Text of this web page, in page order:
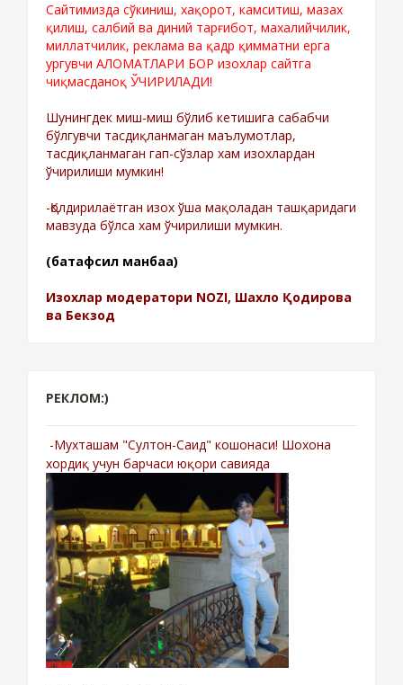
Сайтимизда сўкиниш, хақорот, камситиш, мазах
қилиш, салбий ва диний тарғибот, махалийчилик,
миллатчилик, реклама ва қадр қимматни ерга
ургувчи АЛОМАТЛАРИ БОР изохлар сайтга
чиқмасданоқ ЎЧИРИЛАДИ!
Шунингдек миш-миш бўлиб кетишига сабабчи
бўлгувчи тасдиқланмаган маълумотлар,
тасдиқланмаган гап-сўзлар хам изохлардан
ўчирилиши мумкин!
-Қолдирилаётган изох ўша мақоладан ташқаридаги
мавзуда бўлса хам ўчирилиши мумкин.
(батафсил манбаа)
Изохлар модератори NOZI, Шахло Қодирова
ва Бекзод
РЕКЛОМ:)
-Мухташам "Султон-Саид" кошонаси! Шохона
хордиқ учун барчаси юқори савияда